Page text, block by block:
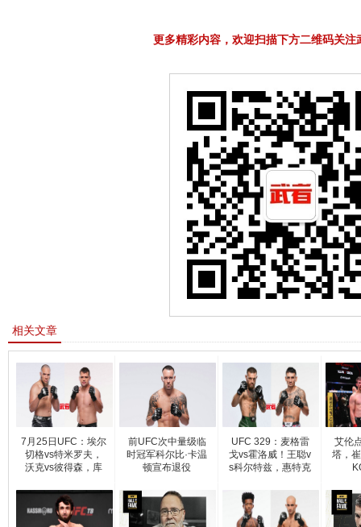
更多精彩内容，欢迎扫描下方二维码关注
相关文章
7月25日UFC：埃尔
切格vs特米罗夫，
沃克vs彼得森，库
前UFC次中量级临
时冠军科尔比·卡温
顿宣布退役
UFC 329：麦格雷
戈vs霍洛威！王聪v
s科尔特兹，惠特克
艾伦
塔，